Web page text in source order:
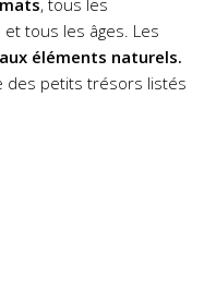
, tous les
tous les âges. Les
éléments naturels.
des petits trésors listés